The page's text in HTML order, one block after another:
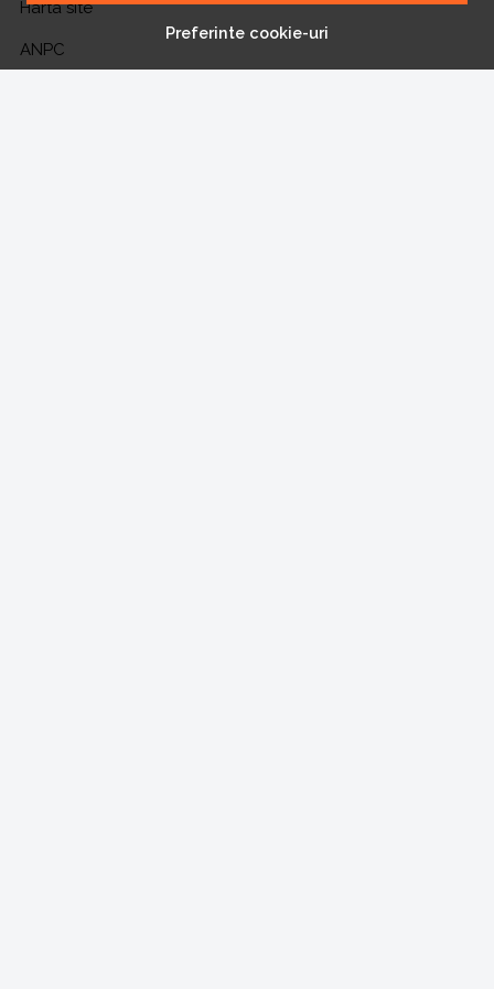
Preferinte cookie-uri
Harta site
ANPC